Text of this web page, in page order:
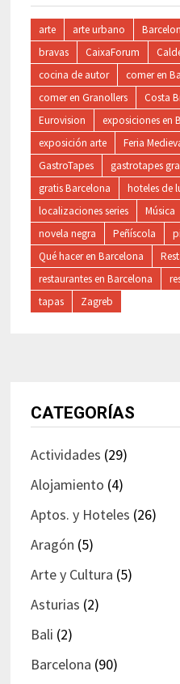
arte arte urbano
bravas
CaixaForum
cocina de autor
comer en
comer en Granollers
Costa
Eurovision
exposiciones en
exposición arte
Feria
GastroTapes
gastrotapes
gratis Barcelona
hoteles de
localizaciones series
Música
novela negra
Peñíscola
Qué hacer en Barcelona
restaurantes en Barcelona
tapas
Zagreb
CATEGORÍAS
Actividades (29)
Alojamiento (4)
Aptos. y Hoteles (26)
Aragón (5)
Arte y Cultura (5)
Asturias (2)
Bali (2)
Barcelona (90)